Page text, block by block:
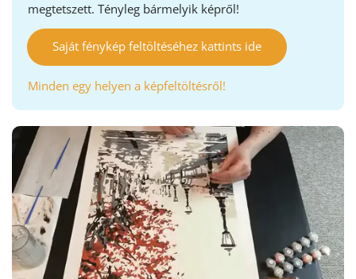
megtetszett. Tényleg bármelyik képről!
Saját fénykép feltöltéséhez kattints ide
Minden egy helyen a képfeltöltésről!